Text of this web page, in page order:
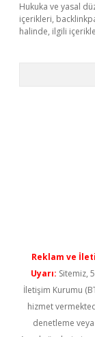
Hukuka ve yasal
içerikleri,
halinde, ilgili
Reklam ve
Uyarı: Sitemiz,
İletişim Kurumu
hizmet
denetleme